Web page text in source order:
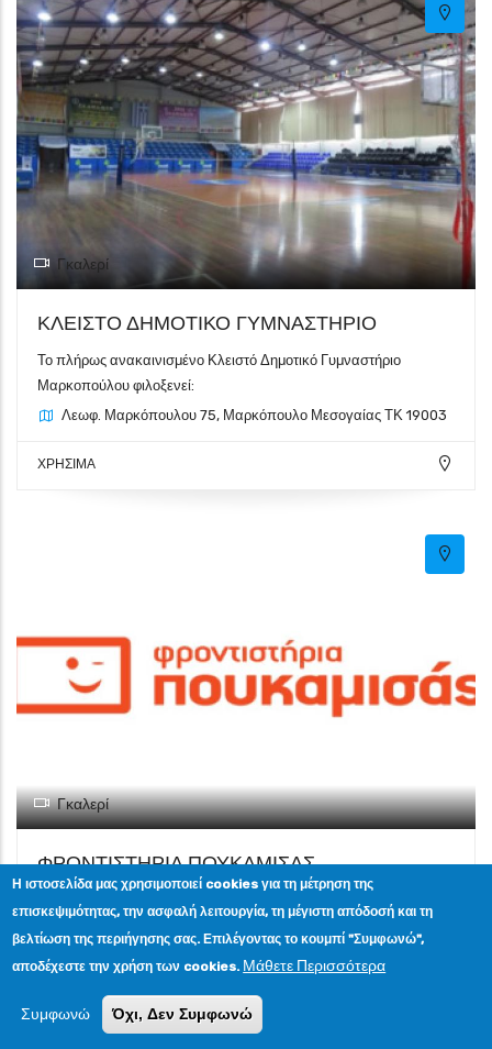
Γκαλερί
ΚΛΕΙΣΤΟ ΔΗΜΟΤΙΚΟ ΓΥΜΝΑΣΤΗΡΙΟ
Το πλήρως ανακαινισμένο Κλειστό Δημοτικό Γυμναστήριο
Μαρκοπούλου φιλοξενεί:
Λεωφ. Μαρκόπουλου 75, Μαρκόπουλο Μεσογαίας ΤΚ 19003
ΧΡΗΣΙΜΑ
Γκαλερί
ΦΡΟΝΤΙΣΤΗΡΙΑ ΠΟΥΚΑΜΙΣΑΣ
Υπηρεσίες φροντιστηρίου μέσης εκπαίδευσης. Εκπαιδευτικός
Λεωφόρος Πορτο Ραφτη 1, Μαρκόπουλο Μεσογαίας ΤΚ 19003
(2ος Όροφος)
2299025053
Η ιστοσελίδα μας χρησιμοποιεί cookies για τη μέτρηση της
επισκεψιμότητας, την ασφαλή λειτουργία, τη μέγιστη απόδοσή και τη
βελτίωση της περιήγησης σας. Επιλέγοντας το κουμπί "Συμφωνώ",
αποδέχεστε την χρήση των cookies. Μάθετε Περισσότερα
Συμφωνώ Όχι, Δεν Συμφωνώ